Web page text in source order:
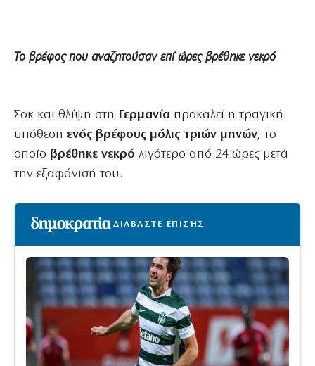
Το βρέφος που αναζητούσαν επί ώρες βρέθηκε νεκρό
Σοκ και θλίψη στη Γερμανία προκαλεί η τραγική
υπόθεση ενός βρέφους μόλις τριών μηνών, το
οποίο βρέθηκε νεκρό λιγότερο από 24 ώρες μετά
την εξαφάνισή του.
ΔΙΑΒΑΣΤΕ ΕΠΙΣΗΣ